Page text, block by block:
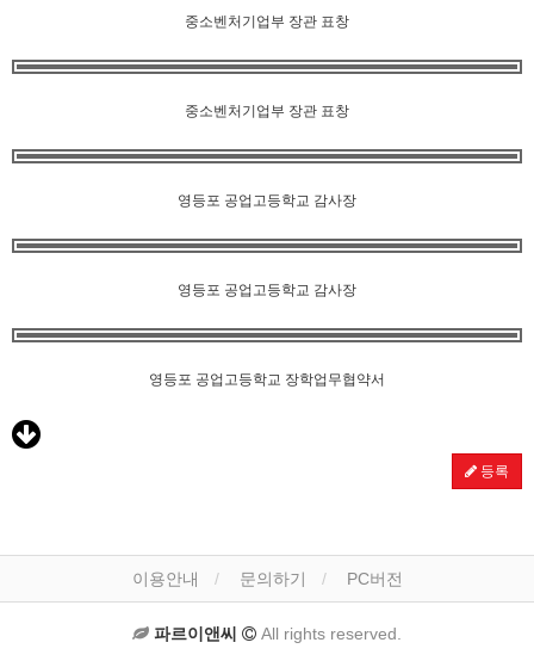
중소벤처기업부 장관 표창
중소벤처기업부 장관 표창
영등포 공업고등학교 감사장
영등포 공업고등학교 감사장
영등포 공업고등학교 장학업무협약서
등록
이용안내 문의하기 PC버전
파르이앤씨 All rights reserved.